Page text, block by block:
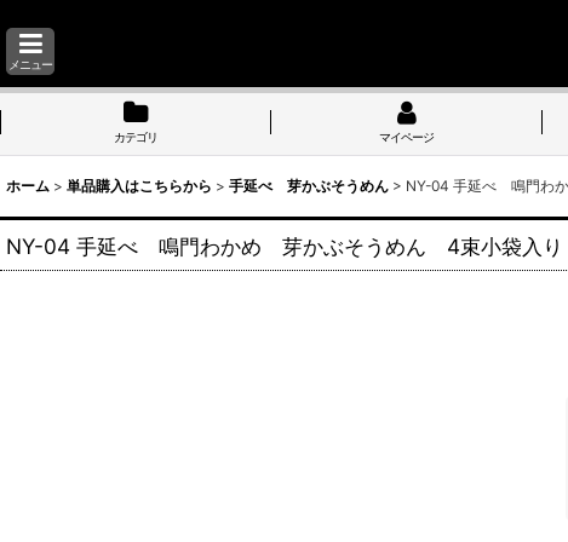
メニュー
カテゴリ マイページ
ホーム > 単品購入はこちらから > 手延べ 芽かぶそうめん > NY-04 手延べ 鳴門わ
NY-04 手延べ 鳴門わかめ 芽かぶそうめん 4束小袋入り